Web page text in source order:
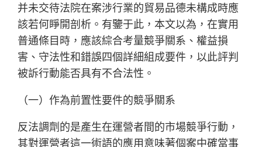
并未交待法院在案涉行業的貿易品德未構成時應
該若何睜開剖析。有鑒于此，本文以為，在實用
普通條目時，應該綜合考量競爭關系、權益損
害、守法性和錯誤四個詳細組成要件，以此評判
被訴行動能否具有不合法性。
（一）作為前置性要件的競爭關系
反法調劑的是產生在運營者間的市場競爭行動，
其對運營者這一術語的應用意味著個案中確當事